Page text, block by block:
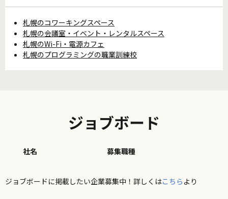
札幌のコワーキングスペース
札幌の会議室・イベント・レンタルスペース
札幌のWi-Fi・電源カフェ
札幌のプログラミングの職業訓練校
ジョブボード
社名 募集職種
ジョブボードに掲載したい企業募集中！詳しくはこちら より